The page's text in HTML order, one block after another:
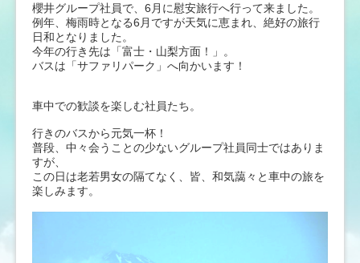
櫻井グループ社員で、6月に慰安旅行へ行って来ました。
例年、梅雨時となる6月ですが天気に恵まれ、絶好の旅行
日和となりました。
今年の行き先は「富士・山梨方面！」。
バスは「サファリパーク」へ向かいます！
車中での歓談を楽しむ社員たち。
行きのバスから元気一杯！
普段、中々会うことの少ないグループ社員同士ではありま
すが、
この日は老若男女の隔てなく、皆、和気藹々と車中の旅を
楽しみます。